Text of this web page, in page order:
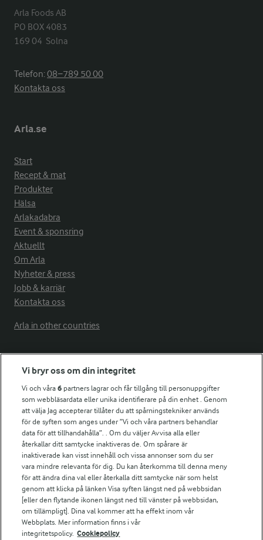
Arla Foods AB
PO BOX 4083
169 04  Solna
Telefon:08−789 50 00
Kontakta oss
Arla.se
Start
Recept & mat
Produkter
Hälsa
Arlakadabra
Event & sponsring
Aktuellt
Om Arla
Nyheter & press
Jobb & karriär
Kontakta oss
Arla in other countries
Fler Arlasajter
För ägare
Arlas kundportal
Arla.com
Falbygdens Ost
Arla webbshop
Bildbank
Följ oss
Vi bryr oss om din integritet
Vi och våra6 partners lagrar och får tillgång till personuppgifter
som webbläsardata eller unika identifierare på din enhet . Genom
att välja Jag accepterar tillåter du att spårningstekniker används
för de syften som anges under ”Vi och våra partners behandlar
data för att tillhandahålla”. . Om du väljer Avvisa alla eller
återkallar ditt samtycke inaktiveras de. Om spårare är
inaktiverade kan visst innehåll och vissa annonser som du ser
vara mindre relevanta för dig. Du kan återkomma till denna meny
för att ändra dina val eller återkalla ditt samtycke när som helst
genom att klicka på länken Visa syften längst ned på webbsidan
[eller den flytande ikonen längst ned till vänster på webbsidan,
om tillämpligt]. Dina val kommer att ha effekt inom vår
Webbplats. Mer information finns i vår
integritetspolicy. Cookiepolicy